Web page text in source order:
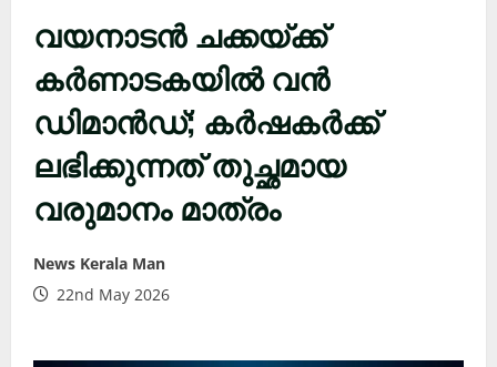
വയനാടൻ ചക്കയ്ക്ക്
കർണാടകയിൽ വൻ
ഡിമാൻഡ്; കർഷകർക്ക്
ലഭിക്കുന്നത് തുച്ഛമായ
വരുമാനം മാത്രം
News Kerala Man
22nd May 2026